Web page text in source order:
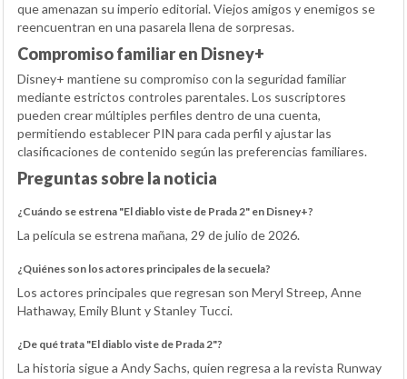
que amenazan su imperio editorial. Viejos amigos y enemigos se
reencuentran en una pasarela llena de sorpresas.
Compromiso familiar en Disney+
Disney+ mantiene su compromiso con la seguridad familiar
mediante estrictos controles parentales. Los suscriptores
pueden crear múltiples perfiles dentro de una cuenta,
permitiendo establecer PIN para cada perfil y ajustar las
clasificaciones de contenido según las preferencias familiares.
Preguntas sobre la noticia
¿Cuándo se estrena "El diablo viste de Prada 2" en Disney+?
La película se estrena mañana, 29 de julio de 2026.
¿Quiénes son los actores principales de la secuela?
Los actores principales que regresan son Meryl Streep, Anne
Hathaway, Emily Blunt y Stanley Tucci.
¿De qué trata "El diablo viste de Prada 2"?
La historia sigue a Andy Sachs, quien regresa a la revista Runway